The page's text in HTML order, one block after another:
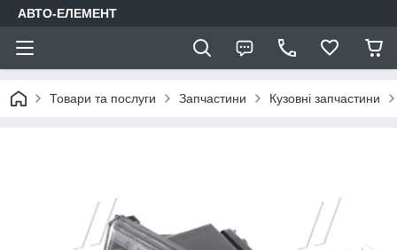
АВТО-ЕЛЕМЕНТ
Товари та послуги Запчастини Кузовні запчастини